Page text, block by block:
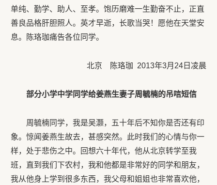
单纯、勤学、助人、至孝。饱历磨难一生勤奋不止，正直
善良品格肝胆照人。英才早逝，长歌当哭！愿他在天堂安
息。陈珞珈痛告各位同学。
北京 陈珞珈 2013年3月24日凌晨
部分小学中学同学给姜燕生妻子周毓楠的吊唁短信
周毓楠同学，我是吴灏，五十年后不知你是否还有印
象。惊闻姜燕生故去，甚感突然。此时我们的心情与你一
样，处于悲伤之中。回想六十年代，他从北京转学至我
班，直到我们下农村，我和他都是非常好的同学和朋友，
我从他身上学到很多东西，我父母和姐姐也非常喜欢他，